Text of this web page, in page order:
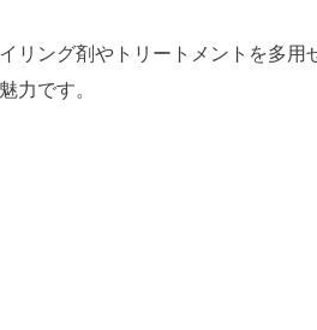
リング剤やトリートメントを多
力です。